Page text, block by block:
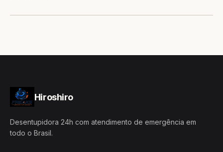
Hiroshiro
Desentupidora 24h com atendimento de emergência em
todo o Brasil.